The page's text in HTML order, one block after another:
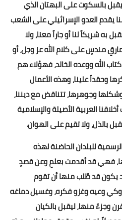
بالسكوت على البهتان الذي
يقدم العدو الإسرائيلي على الشعب
به شريكاً لنا أو جاراً معنا، ولا
مندسٍ على كلام الله عز وجل، أو
الله ووعده الخالد، فهؤلاء هم
وحقداً علينا، وهذه الأعمال
وجوهرها، تتناقض مع ديننا،
العربية الأصيلة والإسلامية
بالذل، ولا تقيم على الهوان.
للبلدان الحاضنة لهذه
لها، فهي قد أقدمت بعلمٍ وعن قصدٍ
يكون قد طُلب منها أن تقوم
وكي وعيه وغزو فكره، وغسيل دماغه
وجزءً منها، ليقبل بالكيان